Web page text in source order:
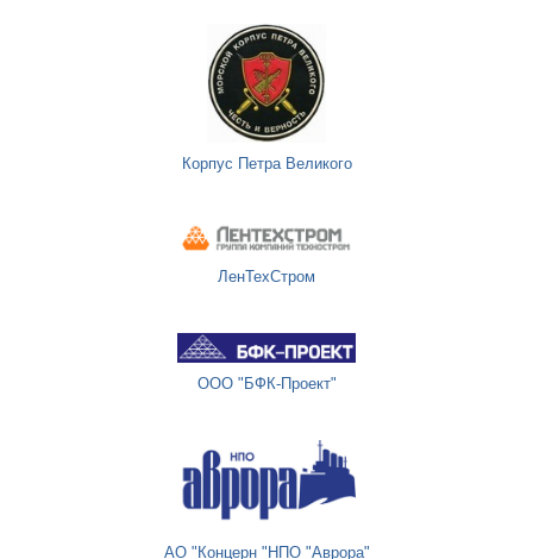
Корпус Петра Великого
ЛенТехСтром
ООО "БФК-Проект"
АО "Концерн "НПО "Аврора"